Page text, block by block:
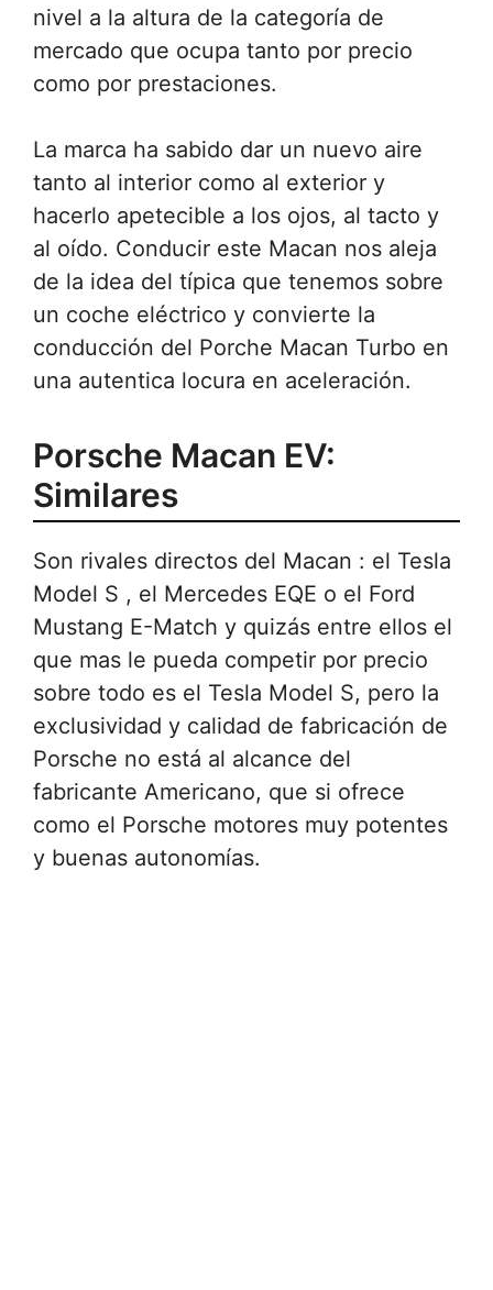
nivel a la altura de la categoría de
mercado que ocupa tanto por precio
como por prestaciones.
La marca ha sabido dar un nuevo aire
tanto al interior como al exterior y
hacerlo apetecible a los ojos, al tacto y
al oído. Conducir este Macan nos aleja
de la idea del típica que tenemos sobre
un coche eléctrico y convierte la
conducción del Porche Macan Turbo en
una autentica locura en aceleración.
Porsche Macan EV:
Similares
Son rivales directos del Macan : el Tesla
Model S , el Mercedes EQE o el Ford
Mustang E-Match y quizás entre ellos el
que mas le pueda competir por precio
sobre todo es el Tesla Model S, pero la
exclusividad y calidad de fabricación de
Porsche no está al alcance del
fabricante Americano, que si ofrece
como el Porsche motores muy potentes
y buenas autonomías.